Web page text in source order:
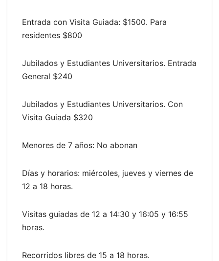
Entrada con Visita Guiada: $1500. Para
residentes $800
Jubilados y Estudiantes Universitarios. Entrada
General $240
Jubilados y Estudiantes Universitarios. Con
Visita Guiada $320
Menores de 7 años: No abonan
Días y horarios: miércoles, jueves y viernes de
12 a 18 horas.
Visitas guiadas de 12 a 14:30 y 16:05 y 16:55
horas.
Recorridos libres de 15 a 18 horas.